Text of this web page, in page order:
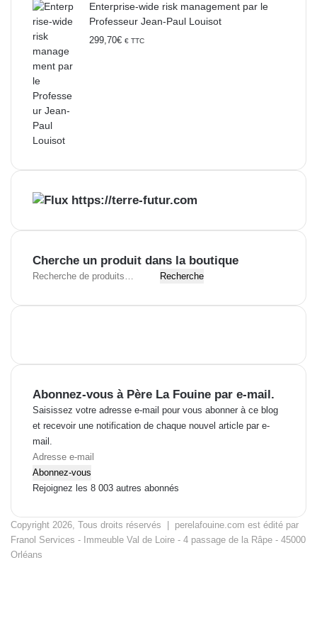
Enterprise-wide risk management par le
Professeur Jean-Paul Louisot
299,70€ € TTC
https://terre-futur.com
Cherche un produit dans la boutique
R
c
c
e
p
o
u
r
:
Recherche
Abonnez-vous à Père La Fouine par e-mail.
Saisissez votre adresse e-mail pour vous abonner à ce blog
et recevoir une notification de chaque nouvel article par e-
mail.
A
d
r
s
s
e
Abonnez-vous
Rejoignez les 8 003 autres abonnés
Copyright 2026, Tous droits réservés | perelafouine.com est édité par
Franol Services - Immeuble Val de Loire - 4 passage de la Râpe - 45000
Orléans